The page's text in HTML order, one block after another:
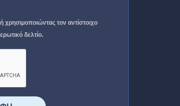
χρησιμοποιώντας τον αντίστοιχο
δελτίο.